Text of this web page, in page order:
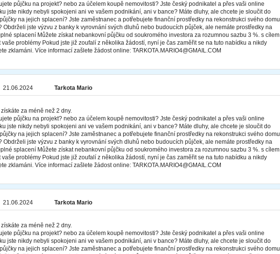
půjčku na projekt? nebo za účelem koupě nemovitosti? Jste český podnikatel a přes vaši online
jste nikdy nebyli spokojeni ani ve vašem podnikání, ani v bance? Máte dluhy, ale chcete je sloučit do
na jejich splacení? Jste zaměstnanec a potřebujete finanční prostředky na rekonstrukci svého domu
Obdrželi jste výzvu z banky k vyrovnání svých dluhů nebo budoucích půjček, ale nemáte prostředky na
splacení Můžete získat nebankovní půjčku od soukromého investora za rozumnou sazbu 3 %. s cílem
vaše problémy Pokud jste již zoufalí z několika žádostí, nyní je čas zaměřit se na tuto nabídku a nikdy
zklamáni. Více informací zašlete žádost online: TARKOTA.MARIO4@GMAIL.COM
21.06.2024 Tarkota Mario
získáte za méně než 2 dny.
půjčku na projekt? nebo za účelem koupě nemovitosti? Jste český podnikatel a přes vaši online
jste nikdy nebyli spokojeni ani ve vašem podnikání, ani v bance? Máte dluhy, ale chcete je sloučit do
na jejich splacení? Jste zaměstnanec a potřebujete finanční prostředky na rekonstrukci svého domu
Obdrželi jste výzvu z banky k vyrovnání svých dluhů nebo budoucích půjček, ale nemáte prostředky na
splacení Můžete získat nebankovní půjčku od soukromého investora za rozumnou sazbu 3 %. s cílem
vaše problémy Pokud jste již zoufalí z několika žádostí, nyní je čas zaměřit se na tuto nabídku a nikdy
zklamáni. Více informací zašlete žádost online: TARKOTA.MARIO4@GMAIL.COM
21.06.2024 Tarkota Mario
získáte za méně než 2 dny.
půjčku na projekt? nebo za účelem koupě nemovitosti? Jste český podnikatel a přes vaši online
jste nikdy nebyli spokojeni ani ve vašem podnikání, ani v bance? Máte dluhy, ale chcete je sloučit do
na jejich splacení? Jste zaměstnanec a potřebujete finanční prostředky na rekonstrukci svého domu